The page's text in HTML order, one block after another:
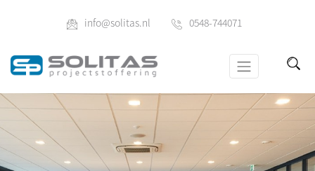
info@solitas.nl 0548-744071